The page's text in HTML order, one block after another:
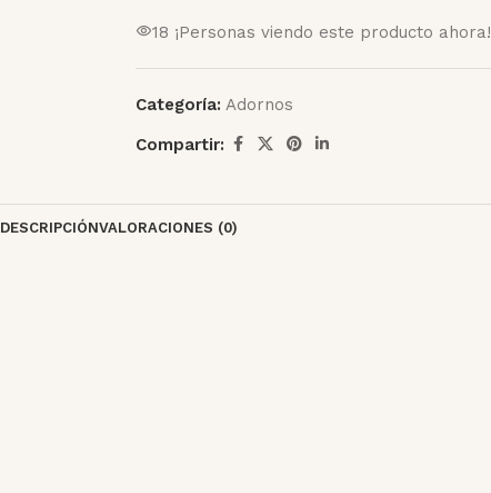
18 ¡Personas viendo este producto ahora!
Categoría: Adornos
Compartir:
DESCRIPCIÓNVALORACIONES (0)